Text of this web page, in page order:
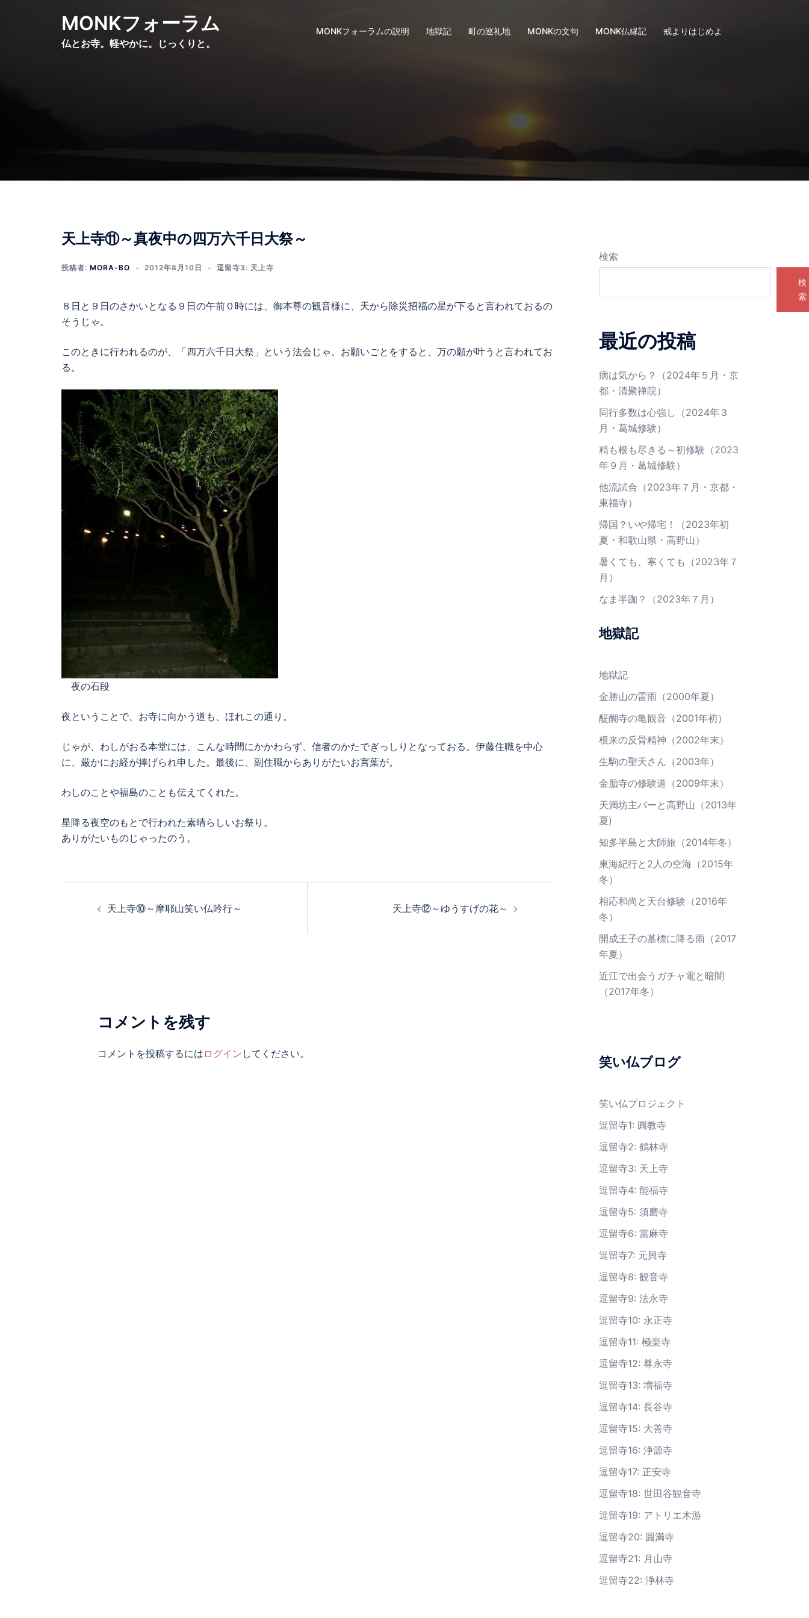
MONKフォーラム
仏とお寺。軽やかに。じっくりと。
MONKフォーラムの説明 地獄記 町の巡礼地 MONKの文句 MONK仏縁記 戒よりはじめよ
天上寺⑪～真夜中の四万六千日大祭～
投稿者: MORA-BO 2012年8月10日 逗留寺3: 天上寺
８日と９日のさかいとなる９日の午前０時には、御本尊の観音様に、天から除災招福の星が下ると言われておるの
そうじゃ。
このときに行われるのが、「四万六千日大祭」という法会じゃ。お願いごとをすると、万の願が叶うと言われてお
る。
夜の石段
夜ということで、お寺に向かう道も、ほれこの通り。
じゃが、わしがおる本堂には、こんな時間にかかわらず、信者のかたでぎっしりとなっておる。伊藤住職を中心
に、厳かにお経が捧げられ申した。最後に、副住職からありがたいお言葉が。
わしのことや福島のことも伝えてくれた。
星降る夜空のもとで行われた素晴らしいお祭り。
ありがたいものじゃったのう。
天上寺⑩～摩耶山笑い仏吟行～ 天上寺⑫～ゆうすげの花～
コメントを残す
コメントを投稿するには ログイン してください。
検索
検
索
最近の投稿
病は気から？（2024年５月・京
都・清聚禅院）
同行多数は心強し（2024年３
月・葛城修験）
精も根も尽きる～初修験（2023
年９月・葛城修験）
他流試合（2023年７月・京都・
東福寺）
帰国？いや帰宅！（2023年初
夏・和歌山県・高野山）
暑くても、寒くても（2023年７
月）
なま半跏？（2023年７月）
地獄記
地獄記
金勝山の雷雨（2000年夏）
醍醐寺の亀観音（2001年初）
根来の反骨精神（2002年末）
生駒の聖天さん（2003年）
金胎寺の修験道（2009年末）
天満坊主バーと高野山（2013年
夏)
知多半島と大師旅（2014年冬）
東海紀行と2人の空海（2015年
冬）
相応和尚と天台修験（2016年
冬）
開成王子の墓標に降る雨（2017
年夏）
近江で出会うガチャ電と暗闇
（2017年冬）
笑い仏ブログ
笑い仏プロジェクト
逗留寺1: 圓教寺
逗留寺2: 鶴林寺
逗留寺3: 天上寺
逗留寺4: 能福寺
逗留寺5: 須磨寺
逗留寺6: 當麻寺
逗留寺7: 元興寺
逗留寺8: 観音寺
逗留寺9: 法永寺
逗留寺10: 永正寺
逗留寺11: 極楽寺
逗留寺12: 尊永寺
逗留寺13: 増福寺
逗留寺14: 長谷寺
逗留寺15: 大善寺
逗留寺16: 浄源寺
逗留寺17: 正安寺
逗留寺18: 世田谷観音寺
逗留寺19: アトリエ木游
逗留寺20: 圓満寺
逗留寺21: 月山寺
逗留寺22: 浄林寺